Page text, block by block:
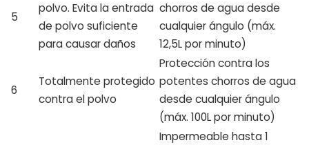
5
polvo. Evita la entrada
de polvo suficiente
para causar daños
chorros de agua desde
cualquier ángulo (máx.
12,5L por minuto)
6
Totalmente protegido
contra el polvo
Protección contra los
potentes chorros de agua
desde cualquier ángulo
(máx. 100L por minuto)
Impermeable hasta 1